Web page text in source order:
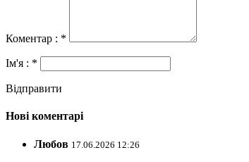
Коментар : *
Ім'я : *
Відправити
Нові коментарі
Любов 17.06.2026 12:26